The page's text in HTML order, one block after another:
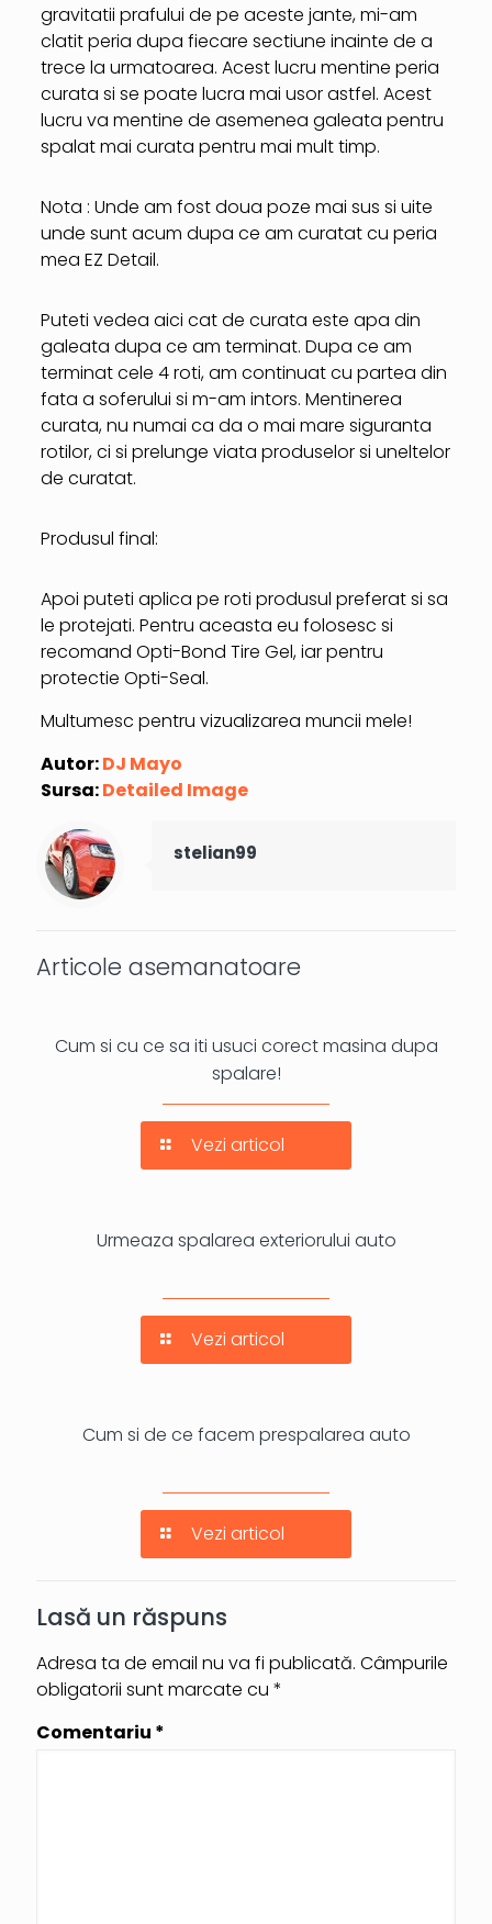
gravitatii prafului de pe aceste jante, mi-am
clatit peria dupa fiecare sectiune inainte de a
trece la urmatoarea. Acest lucru mentine peria
curata si se poate lucra mai usor astfel. Acest
lucru va mentine de asemenea galeata pentru
spalat mai curata pentru mai mult timp.
Nota : Unde am fost doua poze mai sus si uite
unde sunt acum dupa ce am curatat cu peria
mea EZ Detail.
Puteti vedea aici cat de curata este apa din
galeata dupa ce am terminat. Dupa ce am
terminat cele 4 roti, am continuat cu partea din
fata a soferului si m-am intors. Mentinerea
curata, nu numai ca da o mai mare siguranta
rotilor, ci si prelunge viata produselor si uneltelor
de curatat.
Produsul final:
Apoi puteti aplica pe roti produsul preferat si sa
le protejati. Pentru aceasta eu folosesc si
recomand Opti-Bond Tire Gel, iar pentru
protectie Opti-Seal.
Multumesc pentru vizualizarea muncii mele!
Autor:DJ Mayo
Sursa:Detailed Image
stelian99
Articole asemanatoare
Cum si cu ce sa iti usuci corect masina dupa
spalare!
Vezi articol
Urmeaza spalarea exteriorului auto
Vezi articol
Cum si de ce facem prespalarea auto
Vezi articol
Lasă un răspuns
Adresa ta de email nu va fi publicată. Câmpurile
obligatorii sunt marcate cu *
Comentariu *